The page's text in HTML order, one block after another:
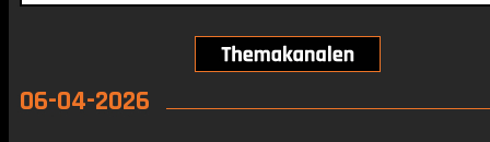
06-04-2026